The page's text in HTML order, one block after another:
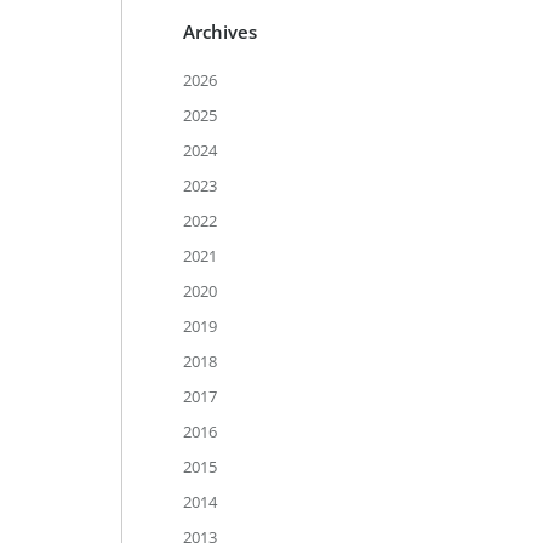
Archives
2026
2025
2024
2023
2022
2021
2020
2019
2018
2017
2016
2015
2014
2013